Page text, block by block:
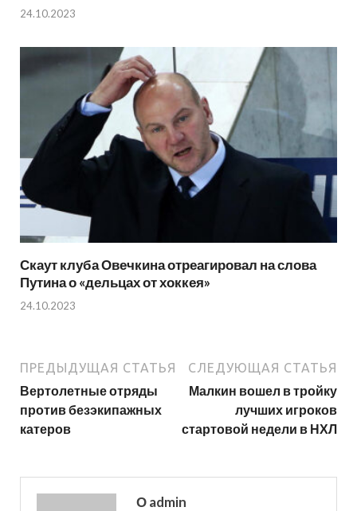
24.10.2023
Скаут клуба Овечкина отреагировал на слова
Путина о «дельцах от хоккея»
24.10.2023
ПРЕДЫДУЩАЯ СТАТЬЯ
Вертолетные отряды
против безэкипажных
катеров
СЛЕДУЮЩАЯ СТАТЬЯ
Малкин вошел в тройку
лучших игроков
стартовой недели в НХЛ
О admin